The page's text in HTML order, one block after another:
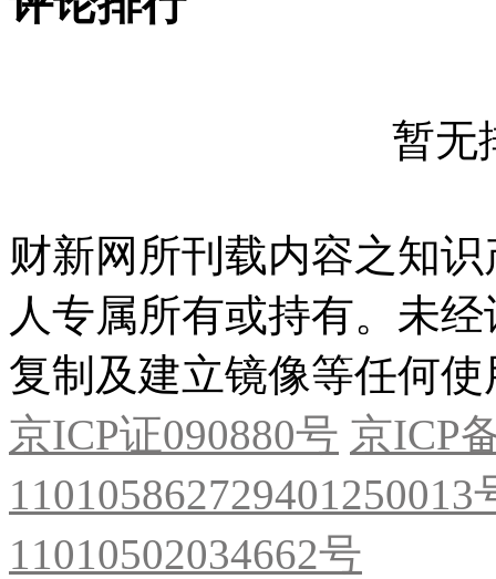
暂无
财新网所刊载内容之知
人专属所有或持有。未
复制及建立镜像等任何使
京ICP证090880号 京ICP
11010502034662号